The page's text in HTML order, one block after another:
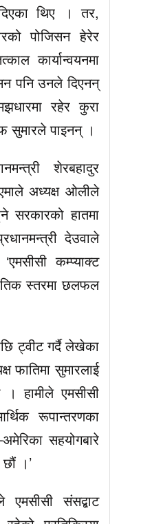
थिए । तर,
पोजिसन हेरेर
कार्यान्वयनमा
पनि उनले दिएनन्
रहेर कुरा
सुमारले पाइनन् ।
शेरबहादुर
अध्यक्ष ओलीले
सरकारको हातमा
देउवाले
कम्प्याक्ट
स्तरमा छलफल
ट्वीट गर्दै लेखेका
फातिमा सुमारलाई
हामीले एमसीसी
रूपान्तरणका
सहयोगबारे
।’
एमसीसी संसद्बाट